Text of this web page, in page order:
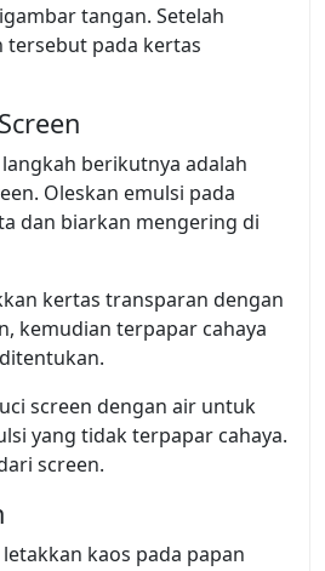
tangan. Setelah
tersebut pada kertas
berikutnya adalah
Oleskan emulsi pada
dan biarkan mengering di
kertas transparan dengan
kemudian terpapar cahaya
screen dengan air untuk
yang tidak terpapar cahaya.
screen.
kaos pada papan